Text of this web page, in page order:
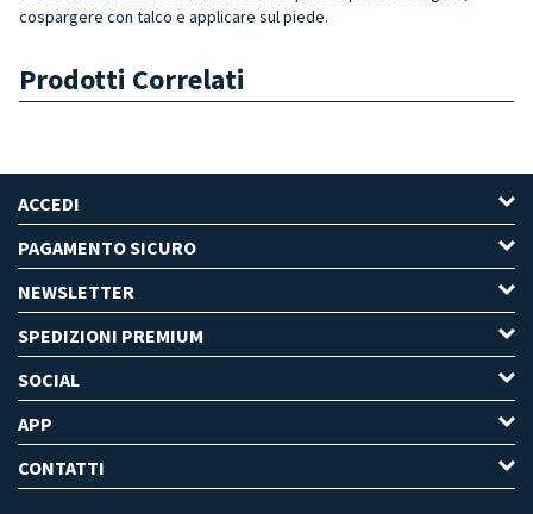
cospargere con talco e applicare sul piede.
Prodotti Correlati
ACCEDI
PAGAMENTO SICURO
NEWSLETTER
SPEDIZIONI PREMIUM
SOCIAL
APP
CONTATTI